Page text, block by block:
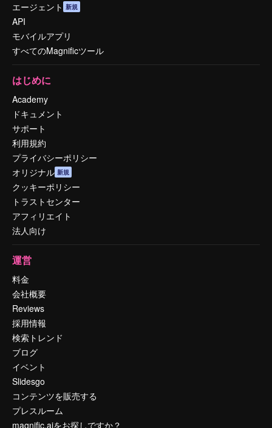
エージェント 新規
API
モバイルアプリ
すべてのMagnificツール
はじめに
Academy
ドキュメント
サポート
利用規約
プライバシーポリシー
オリジナル 新規
クッキーポリシー
トラストセンター
アフィリエイト
法人向け
運営
料金
会社概要
Reviews
採用情報
検索トレンド
ブログ
イベント
Slidesgo
コンテンツを販売する
プレスルーム
magnific.aiをお探しですか？